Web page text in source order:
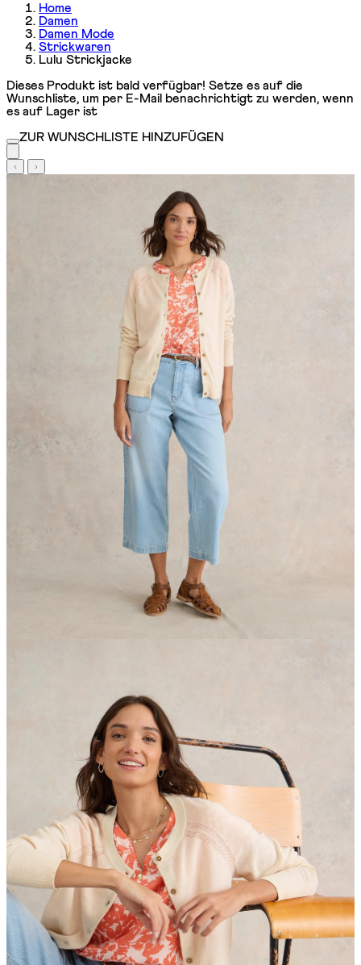
Home
Damen
Damen Mode
Strickwaren
Lulu Strickjacke
Dieses Produkt ist bald verfügbar! Setze es auf die
Wunschliste, um per E-Mail benachrichtigt zu werden, wenn
es auf Lager ist
ZUR WUNSCHLISTE HINZUFÜGEN